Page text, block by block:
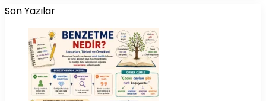
Son Yazılar